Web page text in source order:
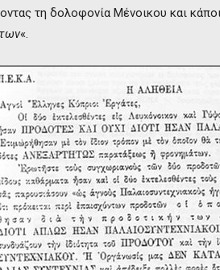
τη δολοφονία Μένοικου και
«.